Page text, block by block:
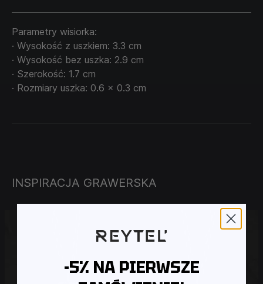
Parametry wisiorka:
· Wysokość z uszkiem: 3.3 cm
· Wysokość bez uszka: 2.9 cm
· Szerokość: 1.7 cm
· Rozmiary uszka: 0.6 x 0.3 cm
INSPIRACJA GRAWERSKA
-5% NA PIERWSZE